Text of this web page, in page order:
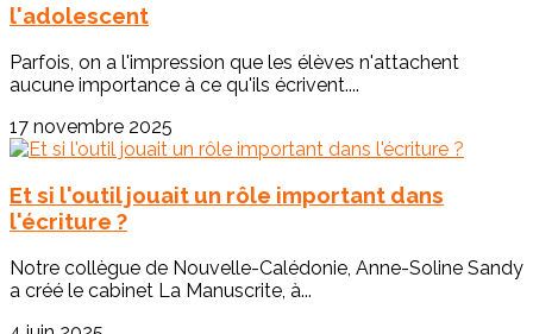
l'adolescent
Parfois, on a l'impression que les élèves n'attachent
aucune importance à ce qu'ils écrivent....
17 novembre 2025
Et si l'outil jouait un rôle important dans
l'écriture ?
Notre collègue de Nouvelle-Calédonie, Anne-Soline Sandy
a créé le cabinet La Manuscrite, à...